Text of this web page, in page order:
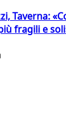
Taverna:
fragili e